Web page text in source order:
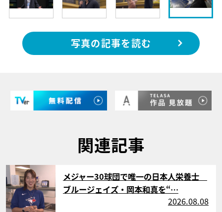
写真の記事を読む
関連記事
サムネイル
メジャー30球団で唯一の日本人栄養士
ブルージェイズ・岡本和真を“…
2026.08.08